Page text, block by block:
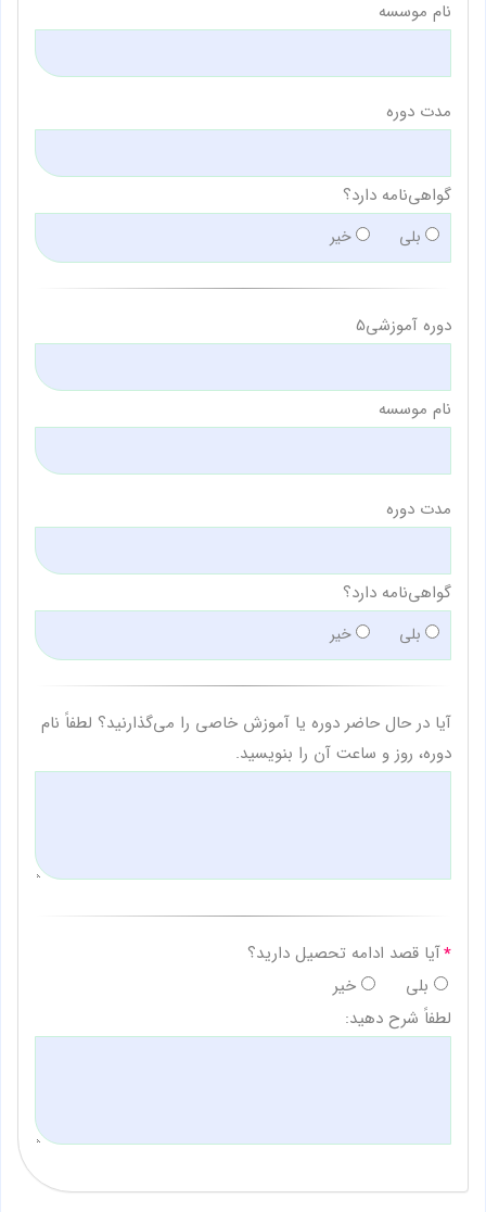
نام موسسه
مدت دوره
گواهی‌نامه دارد؟
بلی خیر
دوره آموزشی5
نام موسسه
مدت دوره
گواهی‌نامه دارد؟
بلی خیر
آیا در حال حاضر دوره یا آموزش خاصی را می‌گذارنید؟ لطفاً نام
دوره، روز و ساعت آن را بنویسید.
آیا قصد ادامه تحصیل دارید؟
بلی
خیر
لطفاً شرح دهید: